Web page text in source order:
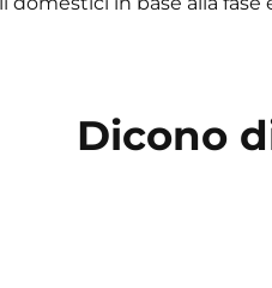
Dicono